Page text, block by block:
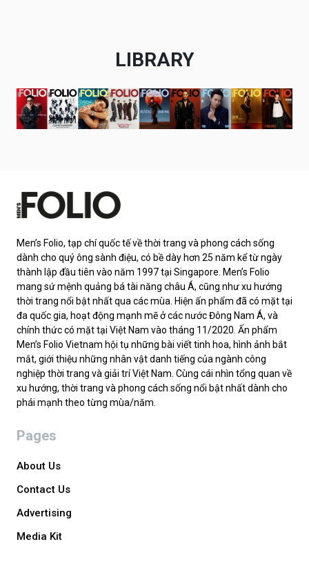
LIBRARY
Men’s Folio, tạp chí quốc tế về thời trang và phong cách sống
dành cho quý ông sành điệu, có bề dày hơn 25 năm kể từ ngày
thành lập đầu tiên vào năm 1997 tại Singapore. Men’s Folio
mang sứ mệnh quảng bá tài năng châu Á, cũng như xu hướng
thời trang nổi bật nhất qua các mùa. Hiện ấn phẩm đã có mặt tại
đa quốc gia, hoạt động mạnh mẽ ở các nước Đông Nam Á, và
chính thức có mặt tại Việt Nam vào tháng 11/2020. Ấn phẩm
Men’s Folio Vietnam hội tụ những bài viết tinh hoa, hình ảnh bắt
mắt, giới thiệu những nhân vật danh tiếng của ngành công
nghiệp thời trang và giải trí Việt Nam. Cùng cái nhìn tổng quan về
xu hướng, thời trang và phong cách sống nổi bật nhất dành cho
phái mạnh theo từng mùa/năm.
Pages
About Us
Contact Us
Advertising
Media Kit